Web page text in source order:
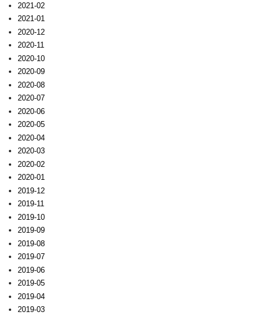
2021-02
2021-01
2020-12
2020-11
2020-10
2020-09
2020-08
2020-07
2020-06
2020-05
2020-04
2020-03
2020-02
2020-01
2019-12
2019-11
2019-10
2019-09
2019-08
2019-07
2019-06
2019-05
2019-04
2019-03